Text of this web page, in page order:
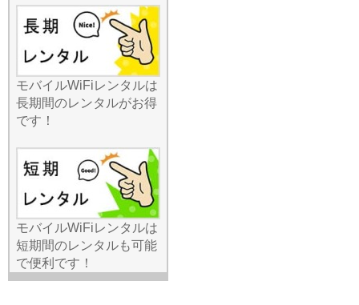
かく安く抑えたい」といっ
た具体的な要望に、最適な
機種と容量をご提案いたし
ます。契約前に条件や費用
を透明化しているため、後
から不明な請求が来る心配
もありません。最新の5G対
応モデルから、エリアに強
い定番モデルまで、ライン
ナップは業界屈指です。利
用条件を確認して自分にぴ
ったりの一台を選びたい方
は、ぜひ当店の専門スタッ
フまでお気軽にお問い合わ
せくださいませ。
2026.6.24
オンライン決済やSNSの利
モバイルWiFiレンタルは
長期間のレンタルがお得
です！
モバイルWiFiレンタルは
短期間のレンタルも可能
で便利です！